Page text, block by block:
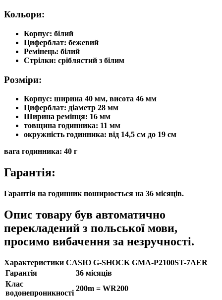
Кольори:
Корпус: білий
Циферблат: бежевий
Ремінець: білий
Стрілки: сріблястий з білим
Розміри:
Корпус: ширина 40 мм, висота 46 мм
Циферблат: діаметр 28 мм
Ширина ремінця: 16 мм
товщина годинника: 11 мм
окружність годинника: від 14,5 см до 19 см
вага годинника: 40 г
Гарантія:
Гарантія на годинник поширюється на 36 місяців.
Опис товару був автоматично
перекладений з польської мови,
просимо вибачення за незручності.
Характеристики CASIO G-SHOCK GMA-P2100ST-7AER
Гарантія
36 місяців
Клас
водонепроникності
200m = WR200